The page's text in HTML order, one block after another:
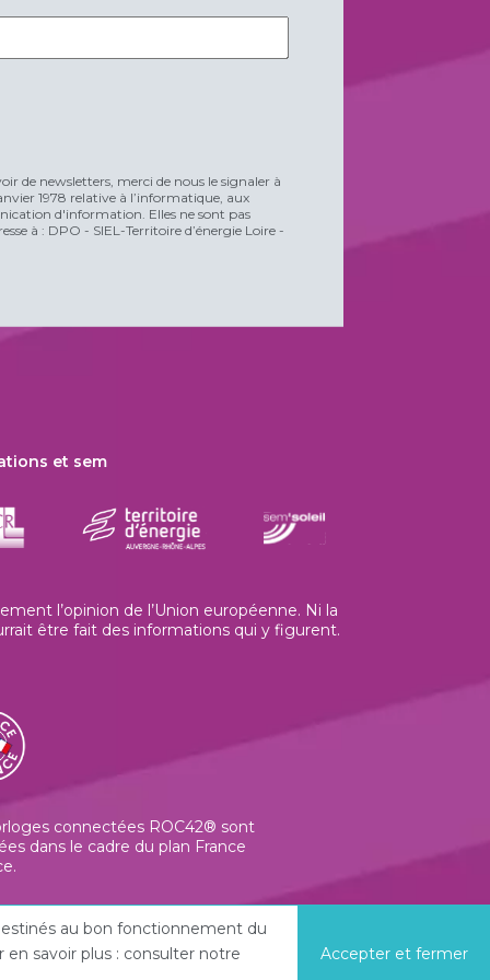
de newsletters, merci de nous le signaler à
1978 relative à l’informatique, aux
d'information. Elles ne sont pas
à : DPO - SIEL-Territoire d’énergie Loire -
et sem
l’opinion de l’Union européenne. Ni la
être fait des informations qui y figurent.
connectées ROC42® sont
dans le cadre du plan France
au bon fonctionnement du
savoir plus : consulter notre
Accepter et fermer